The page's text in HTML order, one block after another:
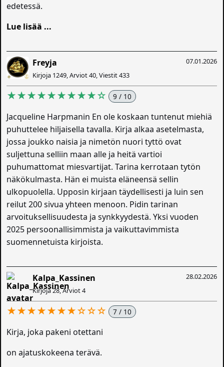
edetessä.
Lue lisää ...
07.01.2026
Freyja
Kirjoja 1249, Arviot 40, Viestit 433
★★★★★★★★★☆ 9 / 10
Jacqueline Harpmanin En ole koskaan tuntenut miehiä
puhuttelee hiljaisella tavalla. Kirja alkaa asetelmasta,
jossa joukko naisia ja nimetön nuori tyttö ovat
suljettuna selliin maan alle ja heitä vartioi
puhumattomat miesvartijat. Tarina kerrotaan tytön
näkökulmasta. Hän ei muista eläneensä sellin
ulkopuolella. Upposin kirjaan täydellisesti ja luin sen
reilut 200 sivua yhteen menoon. Pidin tarinan
arvoituksellisuudesta ja synkkyydestä. Yksi vuoden
2025 persoonallisimmista ja vaikuttavimmista
suomennetuista kirjoista.
28.02.2026
Kalpa_Kassinen
Kirjoja 28, Arviot 4
★★★★★★★☆☆☆ 7 / 10
Kirja, joka pakeni otettani
on ajatuskokeena terävä.